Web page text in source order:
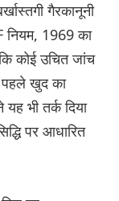
गैरकानूनी
नियम, 1969 का
कोई उचित जांच
पहले खुद का
भी तर्क दिया
पर आधारित